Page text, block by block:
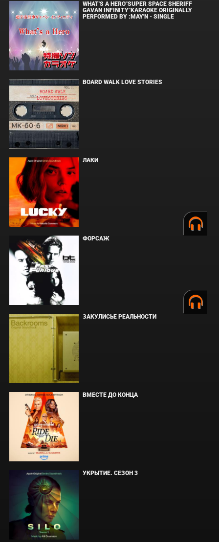
WHAT'S A HERO"SUPER SPACE SHERIFF
GAVAN INFINITY"KARAOKE ORIGINALLY
PERFORMED BY :MAY'N - SINGLE
BOARD WALK LOVE STORIES
ЛАКИ
ФОРСАЖ
ЗАКУЛИСЬЕ РЕАЛЬНОСТИ
ВМЕСТЕ ДО КОНЦА
УКРЫТИЕ. СЕЗОН 3